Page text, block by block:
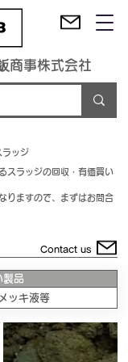
事株式会社
ラッジ
スラッジの回収・有価買い
りますので、まずはお問合
Contact us
製品
ッキ液等